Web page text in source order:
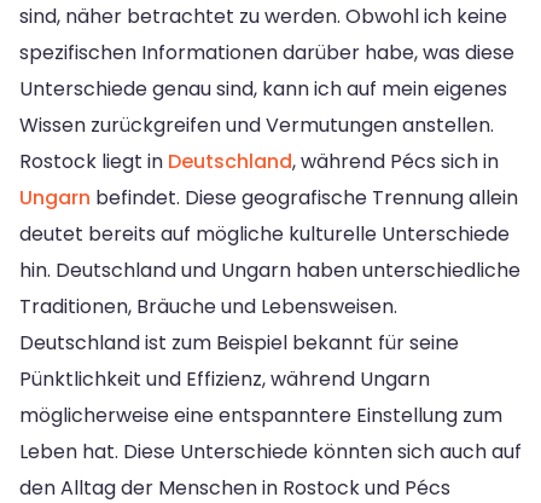
sind, näher betrachtet zu werden. Obwohl ich keine
spezifischen Informationen darüber habe, was diese
Unterschiede genau sind, kann ich auf mein eigenes
Wissen zurückgreifen und Vermutungen anstellen.
Rostock liegt in Deutschland, während Pécs sich in
Ungarn befindet. Diese geografische Trennung allein
deutet bereits auf mögliche kulturelle Unterschiede
hin. Deutschland und Ungarn haben unterschiedliche
Traditionen, Bräuche und Lebensweisen.
Deutschland ist zum Beispiel bekannt für seine
Pünktlichkeit und Effizienz, während Ungarn
möglicherweise eine entspanntere Einstellung zum
Leben hat. Diese Unterschiede könnten sich auch auf
den Alltag der Menschen in Rostock und Pécs